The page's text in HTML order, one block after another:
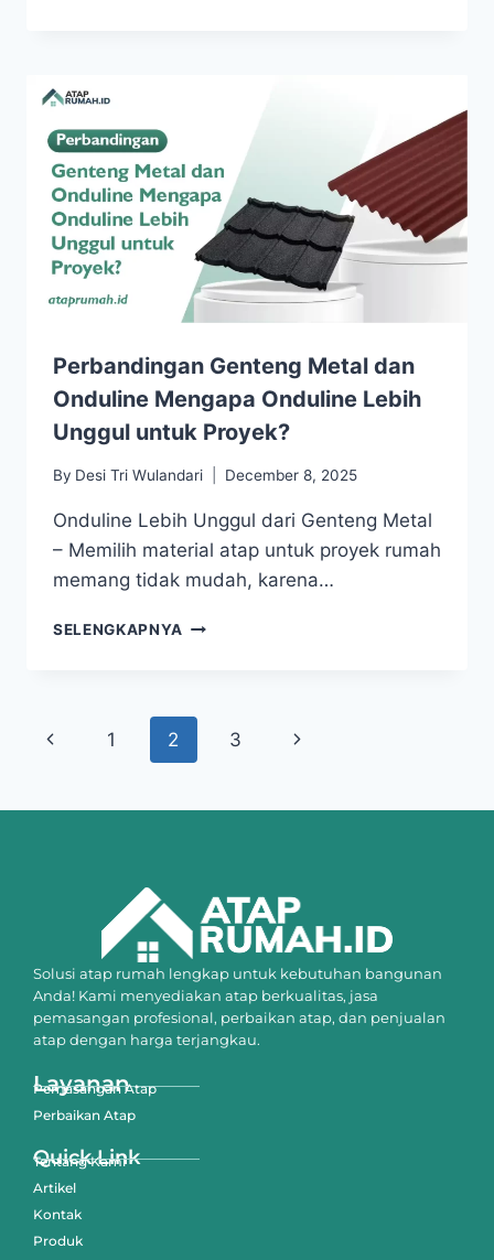
Perbandingan Genteng Metal dan
Onduline Mengapa Onduline Lebih
Unggul untuk Proyek?
By Desi Tri Wulandari December 8, 2025
Onduline Lebih Unggul dari Genteng Metal
– Memilih material atap untuk proyek rumah
memang tidak mudah, karena…
SELENGKAPNYA
1 2 3
Solusi atap rumah lengkap untuk kebutuhan bangunan
Anda! Kami menyediakan atap berkualitas, jasa
pemasangan profesional, perbaikan atap, dan penjualan
atap dengan harga terjangkau.
Layanan
Pemasangan Atap
Perbaikan Atap
Quick Link
Tentang Kami
Artikel
Kontak
Produk